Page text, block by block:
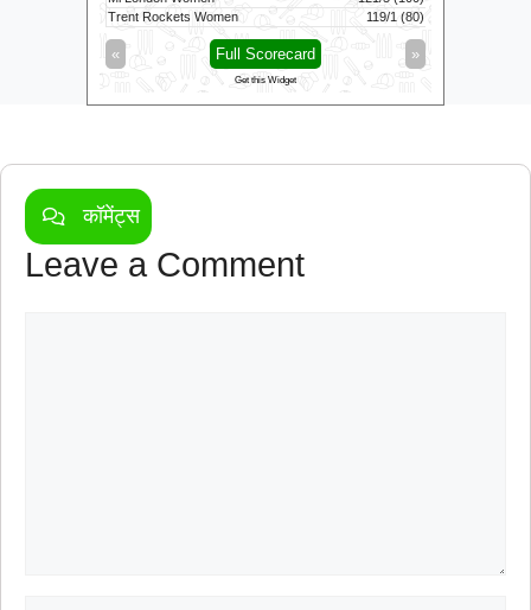
Trent Rockets Women
119/1 (80)
« »
Full Scorecard
Get this Widget
कॉमेंट्स
Leave a Comment